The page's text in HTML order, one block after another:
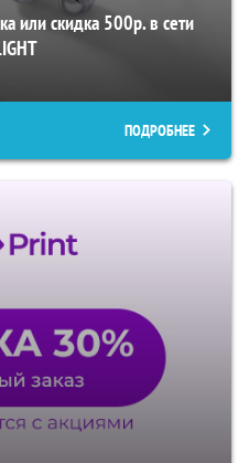
или скидка 500р. в сети
ПОДРОБНЕЕ